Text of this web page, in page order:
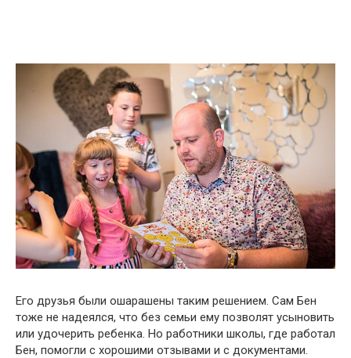
Его друзья были ошарашены таким решением. Сам Бен
тоже не надеялся, что без семьи ему позволят усыновить
или удочерить ребенка. Но работники школы, где работал
Бен, помогли с хорошими отзывами и с документами.